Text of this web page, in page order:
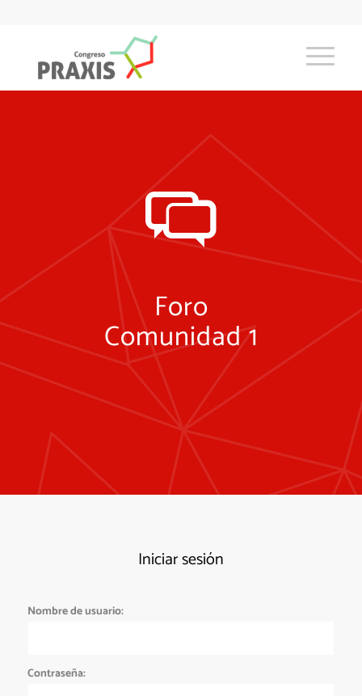
Foro
Comunidad 1
Iniciar sesión
Nombre de usuario:
Contraseña: